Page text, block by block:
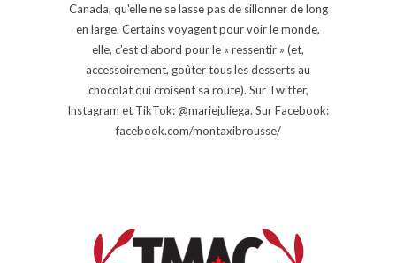
Canada, qu'elle ne se lasse pas de sillonner de long
en large. Certains voyagent pour voir le monde,
elle, c’est d’abord pour le « ressentir » (et,
accessoirement, goûter tous les desserts au
chocolat qui croisent sa route). Sur Twitter,
Instagram et TikTok: @mariejuliega. Sur Facebook:
facebook.com/montaxibrousse/